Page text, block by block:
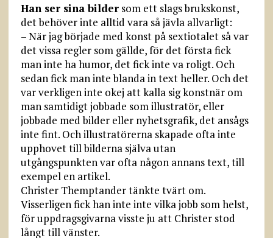
Han ser sina bildersom ett slags brukskonst,
det behöver inte alltid vara så jävla allvarligt:
– När jag började med konst på sextiotalet så var
det vissa regler som gällde, för det första fick
man inte ha humor, det fick inte va roligt. Och
sedan fick man inte blanda in text heller. Och det
var verkligen inte okej att kalla sig konstnär om
man samtidigt jobbade som illustratör, eller
jobbade med bilder eller nyhetsgrafik, det ansågs
inte fint. Och illustratörerna skapade ofta inte
upphovet till bilderna själva utan
utgångspunkten var ofta någon annans text, till
exempel en artikel.
Christer Themptander tänkte tvärt om.
Visserligen fick han inte inte vilka jobb som helst,
för uppdragsgivarna visste ju att Christer stod
långt till vänster.